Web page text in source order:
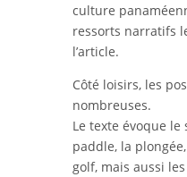
culture
ressorts narratifs
l’article.
Côté loisirs, les
nombreuses.
Le texte évoque
paddle, la
golf, mais aussi